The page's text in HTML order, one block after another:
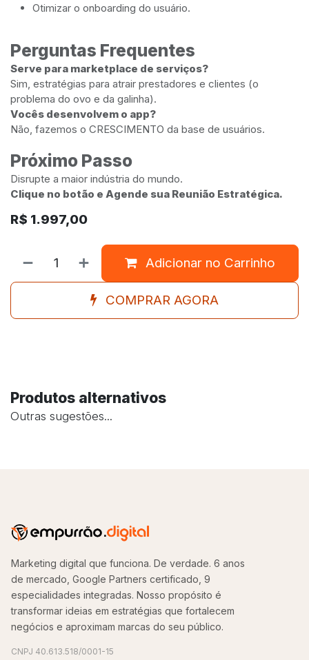
Otimizar o onboarding do usuário.
Perguntas Frequentes
Serve para marketplace de serviços?
Sim, estratégias para atrair prestadores e clientes (o
problema do ovo e da galinha).
Vocês desenvolvem o app?
Não, fazemos o CRESCIMENTO da base de usuários.
Próximo Passo
Disrupte a maior indústria do mundo.
Clique no botão e Agende sua Reunião Estratégica.
R$ 1.997,00
Adicionar no Carrinho
COMPRAR AGORA
Produtos alternativos
Outras sugestões...
Marketing digital que funciona. De verdade. 6 anos
de mercado, Google Partners certificado, 9
especialidades integradas. Nosso propósito é
transformar ideias em estratégias que fortalecem
negócios e aproximam marcas do seu público.
CNPJ 40.613.518/0001-15